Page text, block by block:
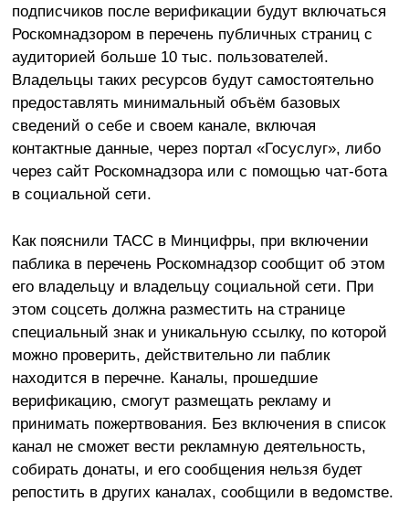
подписчиков после верификации будут включаться
Роскомнадзором в перечень публичных страниц с
аудиторией больше 10 тыс. пользователей.
Владельцы таких ресурсов будут самостоятельно
предоставлять минимальный объём базовых
сведений о себе и своем канале, включая
контактные данные, через портал «Госуслуг», либо
через сайт Роскомнадзора или с помощью чат-бота
в социальной сети.
Как пояснили ТАСС в Минцифры, при включении
паблика в перечень Роскомнадзор сообщит об этом
его владельцу и владельцу социальной сети. При
этом соцсеть должна разместить на странице
специальный знак и уникальную ссылку, по которой
можно проверить, действительно ли паблик
находится в перечне. Каналы, прошедшие
верификацию, смогут размещать рекламу и
принимать пожертвования. Без включения в список
канал не сможет вести рекламную деятельность,
собирать донаты, и его сообщения нельзя будет
репостить в других каналах, сообщили в ведомстве.